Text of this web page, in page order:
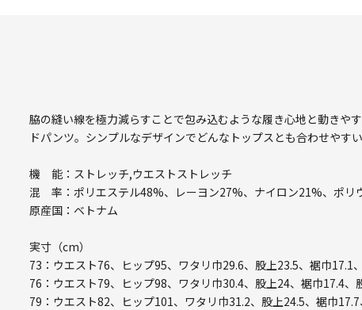
脇の縫い線を極力減らすことで包み込むような履き心地と動きや
ドパンツ。シンプルなデザインでどんなトップスとも合わせやすい
機 能：ストレッチ,ウエストストレッチ
混 率：ポリエステル48%、レーヨン27%、ナイロン21%、ポリ
原産国：ベトナム
実寸（cm）
73：ウエスト76、ヒップ95、ワタリ巾29.6、股上23.5、裾巾17.1
76：ウエスト79、ヒップ98、ワタリ巾30.4、股上24、裾巾17.4、
79：ウエスト82、ヒップ101、ワタリ巾31.2、股上24.5、裾巾